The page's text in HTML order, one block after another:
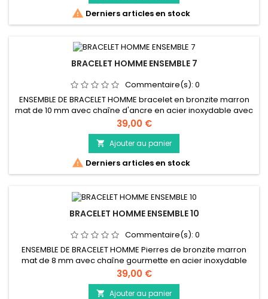
 Derniers articles en stock
BRACELET HOMME ENSEMBLE 7
Commentaire(s): 0
ENSEMBLE DE BRACELET HOMME bracelet en bronzite marron
mat de 10 mm avec chaîne d'ancre en acier inoxydable avec
mousqueton reptile en ensemble
Prix
39,00 €
 Ajouter au panier
 Derniers articles en stock
BRACELET HOMME ENSEMBLE 10
Commentaire(s): 0
ENSEMBLE DE BRACELET HOMME Pierres de bronzite marron
mat de 8 mm avec chaîne gourmette en acier inoxydable
combinées avec un fermoir à mousqueton reptile comme un
ensemble
Prix
39,00 €
 Ajouter au panier